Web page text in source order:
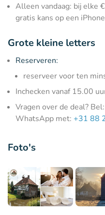
Alleen vandaag: bij elke
gratis kans op een
Grote kleine letters
Reserveren:
reserveer voor ten
Inchecken vanaf 15.00
Vragen over de deal? Bel:
WhatsApp met: +31 88
Foto's